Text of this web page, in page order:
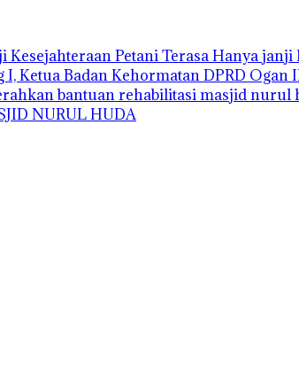
Kesejahteraan Petani Terasa Hanya
I, Ketua Badan Kehormatan DPRD
bantuan rehabilitasi masjid nurul
NURUL HUDA